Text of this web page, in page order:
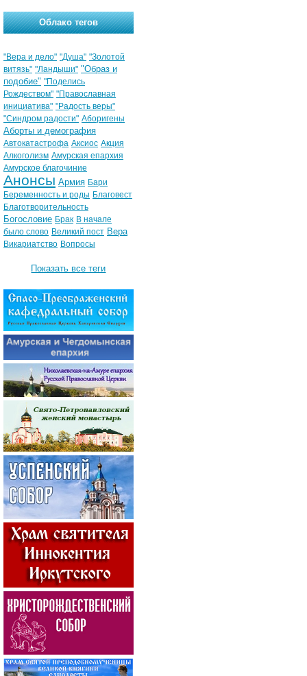
Облако тегов
"Вера и дело" "Душа" "Золотой
витязь" "Ландыши" "Образ и
подобие" "Поделись
Рождеством" "Православная
инициатива" "Радость веры"
"Синдром радости" Аборигены
Аборты и демография
Автокатастрофа Аксиос Акция
Алкоголизм Амурская епархия
Амурское благочиние
Анонсы Армия Бари
Беременность и роды Благовест
Благотворительность
Богословие Брак В начале
было слово Великий пост Вера
Викариатство Вопросы
Показать все теги